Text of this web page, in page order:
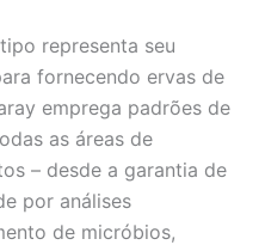
representa seu
fornecendo ervas de
emprega padrões de
as áreas de
– desde a garantia de
por análises
de micróbios,